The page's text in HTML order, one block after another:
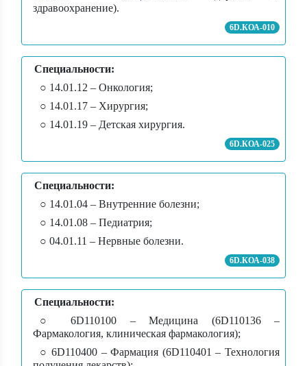
здравоохранение).
6D.КОА-010
Специальности:
○ 14.01.12 – Онкология;
○ 14.01.17 – Хирургия;
○ 14.01.19 – Детская хирургия.
6D.КОА-025
Специальности:
○ 14.01.04 – Внутренние болезни;
○ 14.01.08 – Педиатрия;
○ 04.01.11 – Нервные болезни.
6D.КОА-038
Специальности:
○ 6D110100 – Медицина (6D110136 –
Фармакология, клиническая фармакология);
○ 6D110400 – Фармация (6D110401 – Технология